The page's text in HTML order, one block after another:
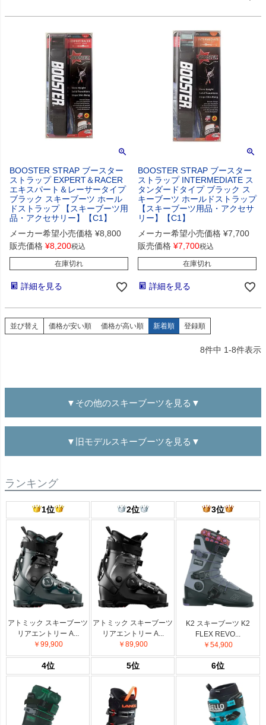
BOOSTER STRAP ブースター
ストラップ EXPERT＆RACER
エキスパート＆レーサータイプ
ブラック スキーブーツ ホール
ドストラップ 【スキーブーツ用
品・アクセサリー】【C1】
メーカー希望小売価格 ¥8,800
販売価格 ¥8,200税込
在庫切れ
詳細を見る
BOOSTER STRAP ブースター
ストラップ INTERMEDIATE ス
タンダードタイプ ブラック ス
キーブーツ ホールドストラップ
【スキーブーツ用品・アクセサ
リー】【C1】
メーカー希望小売価格 ¥7,700
販売価格 ¥7,700税込
在庫切れ
詳細を見る
並び替え 価格が安い順 価格が高い順 新着順 登録順
8件中 1-8件表示
▼その他のスキーブーツを見る▼
▼旧モデルスキーブーツを見る▼
ランキング
1位 2位 3位
アトミック スキーブーツ
リアエントリー A...
￥99,900
アトミック スキーブーツ
リアエントリー A...
￥89,900
K2 スキーブーツ K2
FLEX REVO...
￥54,900
4位 5位 6位